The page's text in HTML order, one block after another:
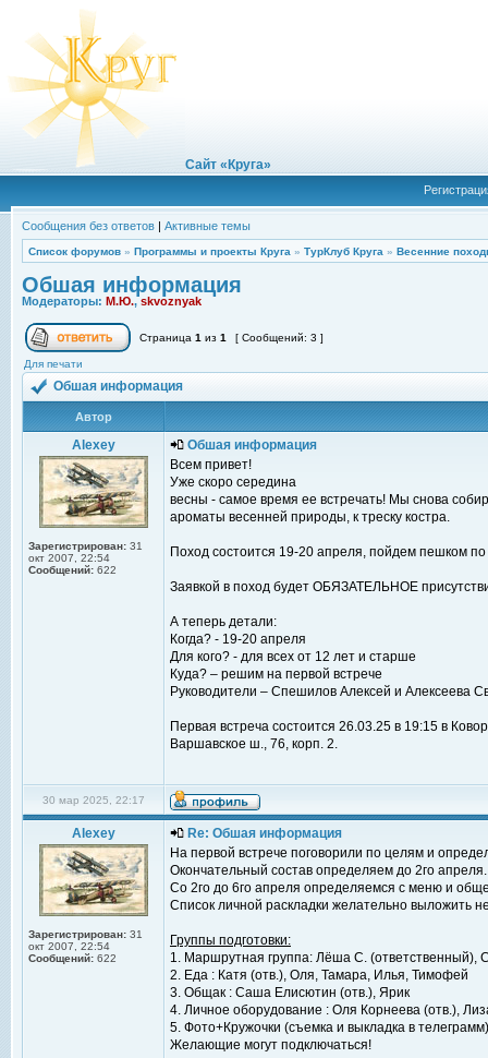
Сайт «Круга»
Сообщения без ответов | Активные темы
Список форумов » Программы и проекты Круга » ТурКлуб Круга » Весенние
Обшая информация
Модераторы: М.Ю.,skvoznyak
Страница 1 из 1 [ Сообщений: 3 ]
Для печати
Обшая информация
Автор
Alexey
Зарегистрирован: 31
окт 2007, 22:54
Сообщений: 622
Обшая информация
Всем привет!
Уже скоро середина
весны - самое время ее встречать! Мы снова
ароматы весенней природы, к треску костра.
Поход состоится 19-20 апреля, пойдем пешком
Заявкой в поход будет ОБЯЗАТЕЛЬНОЕ
А теперь детали:
Когда? - 19-20 апреля
Для кого? - для всех от 12 лет и старше
Куда? – решим на первой встрече
Руководители – Спешилов Алексей и Алексеева
Первая встреча состоится 26.03.25 в 19:15 в
Варшавское ш., 76, корп. 2.
30 мар 2025, 22:17
Alexey
Зарегистрирован: 31
окт 2007, 22:54
Сообщений: 622
Re: Обшая информация
На первой встрече поговорили по целям и
Окончательный состав определяем до 2го апреля.
Со 2го до 6го апреля определяемся с меню и
Список личной раскладки желательно выложить
Группы подготовки:
1. Маршрутная группа: Лёша С.
2. Еда : Катя (отв.), Оля, Тамара, Илья, Тимофей
3. Общак : Саша Елисютин (отв.), Ярик
4. Личное оборудование : Оля Корнеева (отв.),
5. Фото+Кружочки (съемка и выкладка в
Желающие могут подключаться!